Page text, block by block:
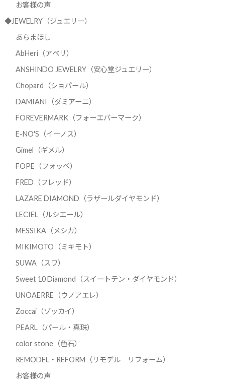
お客様の声
◆JEWELRY（ジュエリー）
あらまほし
AbHeri（アベリ）
ANSHINDO JEWELRY（安心堂ジュエリー）
Chopard（ショパール）
DAMIANI（ダミアーニ）
FOREVERMARK（フォーエバーマーク）
E-NO'S（イーノス）
Gimel（ギメル）
FOPE（フォッペ）
FRED（フレッド）
LAZARE DIAMOND（ラザールダイヤモンド）
LECIEL（ルシエール）
MESSIKA（メシカ）
MIKIMOTO（ミキモト）
SUWA（スワ）
Sweet 10 Diamond（スイートテン・ダイヤモンド）
UNOAERRE（ウノアエレ）
Zoccai（ゾッカイ）
PEARL（パール・真珠）
color stone（色石）
REMODEL・REFORM（リモデル リフォーム）
お客様の声